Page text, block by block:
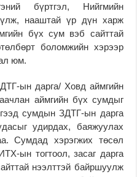
бүртгэл, Нийгмийн
нааштай үр дүн харж
бүх сум вэб сайттай
боломжийн хэрээр
юм.
ын дарга/ Ховд аймгийн
аймгийн бүх сумдыг
сумдын ЗДТГ-ын дарга
удирдах, баяжуулах
Сумдад хэрэгжих төсөл
ын тогтоол, засаг дарга
нээлттэй байршуулж